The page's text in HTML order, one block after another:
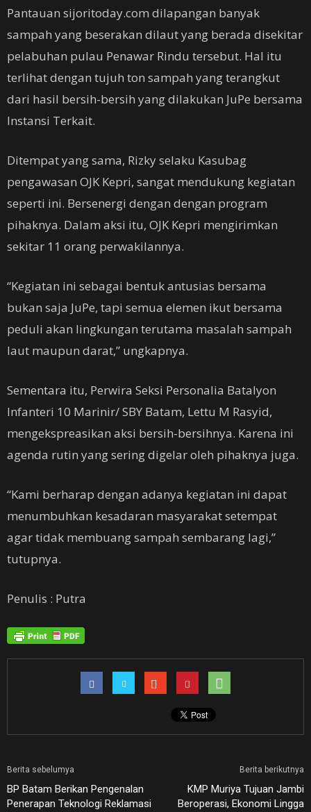
Pantauan sijoritoday.com dilapangan banyak
sampah yang beserakan dilaut yang berada disekitar
pelabuhan pulau Penawar Rindu tersebut. Hal itu
terlihat dengan tujuh ton sampah yang terangkut
dari hasil bersih-bersih yang dilakukan JuPe bersama
Instansi Terkait.
Ditempat yang sama, Rizky selaku Kasubag
pengawasan OJK Kepri, sangat mendukung kegiatan
seperti ini. Bersenergi dengan dengan program
pihaknya. Dalam aksi itu, OJK Kepri mengirimkan
sekitar 11 orang perwakilannya.
“Kegiatan ini sebagai bentuk antusias bersama
bukan saja JuPe, tapi semua elemen ikut bersama
peduli akan lingkungan terutama masalah sampah
laut maupun darat,” ungkapnya.
Sementara itu, Perwira Seksi Personalia Batalyon
Infanteri 10 Marinir/ SBY Batam, Lettu M Rasyid,
mengekspreasikan aksi bersih-bersihnya. Karena ini
agenda rutin yang sering digelar oleh pihaknya juga.
“Kami berharap dengan adanya kegiatan ini dapat
menumbuhkan kesadaran masyarakat setempat
agar tidak membuang sampah sembarang lagi,”
tutupnya.
Penulis : Putra
Berita sebelumya
BP Batam Berikan Pengenalan
Penerapan Teknologi Reklamasi
Berita berikutnya
KMP Muriya Tujuan Jambi
Beroperasi, Ekonomi Lingga